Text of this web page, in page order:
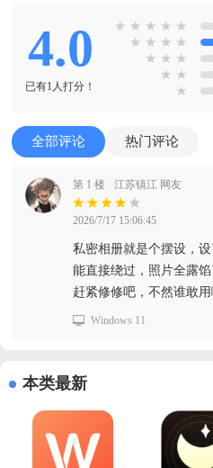
4.0
已有1人打分！
★ ★ ★ ★ ★
★ ★ ★ ★
★ ★ ★
★ ★
★
全部评论 热门评论
第 1 楼 江苏镇江 网友
2026/7/17 15:06:45
私密相册就是个摆设，
能直接绕过，照片全露
赶紧修修吧，不然谁敢用
Windows 11
本类最新